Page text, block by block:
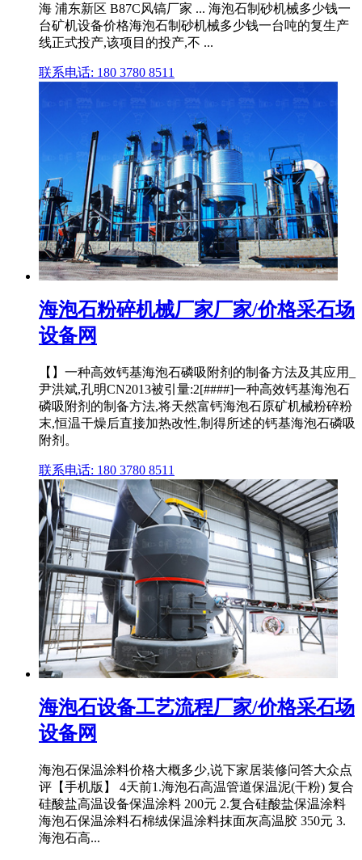
海 浦东新区 B87C风镐厂家 ... 海泡石制砂机械多少钱一
台矿机设备价格海泡石制砂机械多少钱一台吨的复生产
线正式投产,该项目的投产,不 ...
联系电话: 180 3780 8511
海泡石粉碎机械厂家厂家/价格采石场
设备网
【】一种高效钙基海泡石磷吸附剂的制备方法及其应用_
尹洪斌,孔明CN2013被引量:2[####]一种高效钙基海泡石
磷吸附剂的制备方法,将天然富钙海泡石原矿机械粉碎粉
末,恒温干燥后直接加热改性,制得所述的钙基海泡石磷吸
附剂。
联系电话: 180 3780 8511
海泡石设备工艺流程厂家/价格采石场
设备网
海泡石保温涂料价格大概多少,说下家居装修问答大众点
评【手机版】 4天前1.海泡石高温管道保温泥(干粉) 复合
硅酸盐高温设备保温涂料 200元 2.复合硅酸盐保温涂料
海泡石保温涂料石棉绒保温涂料抹面灰高温胶 350元 3.
海泡石高...